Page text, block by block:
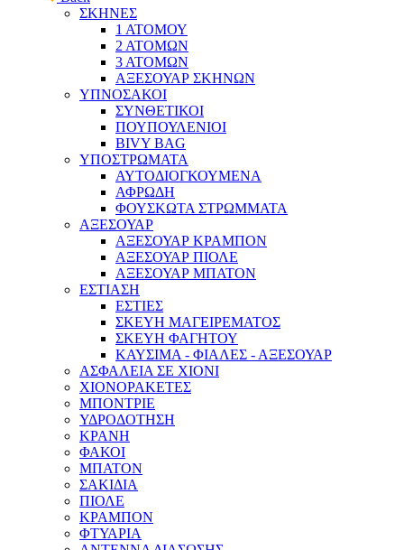
ΣΚΗΝΕΣ
1 ΑΤΟΜΟΥ
2 ΑΤΟΜΩΝ
3 ΑΤΟΜΩΝ
ΑΞΕΣΟΥΑΡ ΣΚΗΝΩΝ
ΥΠΝΟΣΑΚΟΙ
ΣΥΝΘΕΤΙΚΟΙ
ΠΟΥΠΟΥΛΕΝΙΟΙ
BIVY BAG
ΥΠΟΣΤΡΩΜΑΤΑ
ΑΥΤΟΔΙΟΓΚΟΥΜΕΝΑ
ΑΦΡΩΔΗ
ΦΟΥΣΚΩΤΑ ΣΤΡΩΜΜΑΤΑ
ΑΞΕΣΟΥΑΡ
ΑΞΕΣΟΥΑΡ ΚΡΑΜΠΟΝ
ΑΞΕΣΟΥΑΡ ΠΙΟΛΕ
ΑΞΕΣΟΥΑΡ ΜΠΑΤΟΝ
ΕΣΤΙΑΣΗ
ΕΣΤΙΕΣ
ΣΚΕΥΗ ΜΑΓΕΙΡΕΜΑΤΟΣ
ΣΚΕΥΗ ΦΑΓΗΤΟΥ
ΚΑΥΣΙΜΑ - ΦΙΑΛΕΣ - ΑΞΕΣΟΥΑΡ
ΑΣΦΑΛΕΙΑ ΣΕ ΧΙΟΝΙ
ΧΙΟΝΟΡΑΚΕΤΕΣ
ΜΠΟΝΤΡΙΕ
ΥΔΡΟΔΟΤΗΣΗ
ΚΡΑΝΗ
ΦΑΚΟΙ
ΜΠΑΤΟΝ
ΣΑΚΙΔΙΑ
ΠΙΟΛΕ
ΚΡΑΜΠΟΝ
ΦΤΥΑΡΙΑ